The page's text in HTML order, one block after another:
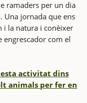
ramaders per un dia
Una jornada que ens
i la natura i conèixer
engrescador com el
activitat dins
animals per fer en